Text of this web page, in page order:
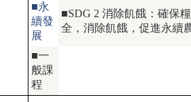
■永
續發
展
■SDG 2 消除飢餓：確保
全，消除飢餓，促進永續
■一
般課
程